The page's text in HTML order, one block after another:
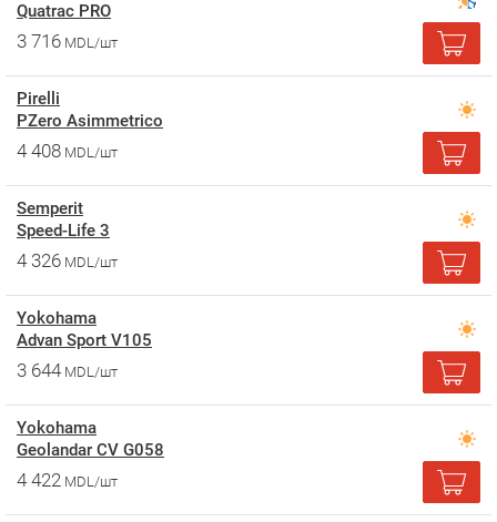
Quatrac PRO
3 716 MDL/шт
Pirelli
PZero Asimmetrico
4 408 MDL/шт
Semperit
Speed-Life 3
4 326 MDL/шт
Yokohama
Advan Sport V105
3 644 MDL/шт
Yokohama
Geolandar CV G058
4 422 MDL/шт